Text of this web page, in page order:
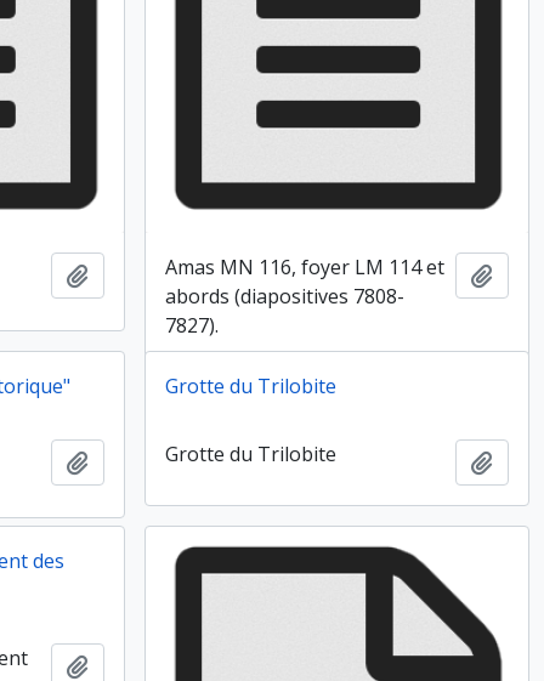
Ajouter au presse-papier
Amas MN 116, foyer LM 114 et
abords (diapositives 7808-
7827).
Ajouter au presse-papier
Grotte du Trilobite
Grotte du Trilobite
des
Ajouter au presse-papier